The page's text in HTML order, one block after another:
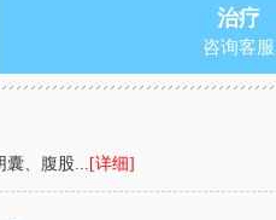
治疗
咨询客服
囊、腹股... [详细]